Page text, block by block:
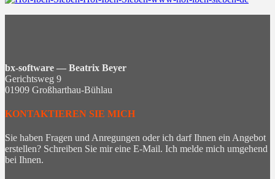
bx-software — Beatrix Beyer
Gerichtsweg 9
01909 Großharthau-Bühlau
KONTAKTIEREN SIE MICH
Sie haben Fragen und Anregungen oder ich darf Ihnen ein Angebot
erstellen? Schreiben Sie mir eine E-Mail. Ich melde mich umgehend
bei Ihnen.